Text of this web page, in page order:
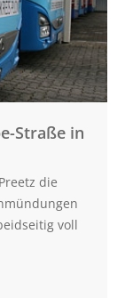
Straße in
die
voll